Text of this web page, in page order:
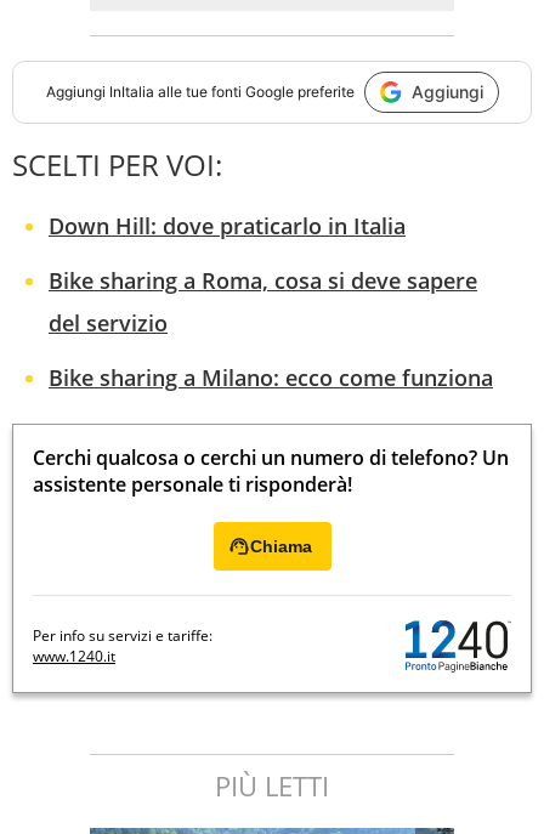
Aggiungi InItalia alle tue fonti Google preferite Aggiungi
SCELTI PER VOI:
Down Hill: dove praticarlo in Italia
Bike sharing a Roma, cosa si deve sapere
del servizio
Bike sharing a Milano: ecco come funziona
Cerchi qualcosa o cerchi un numero di telefono? Un
assistente personale ti risponderà!
Chiama
Per info su servizi e tariffe:
www.1240.it
PIÙ LETTI